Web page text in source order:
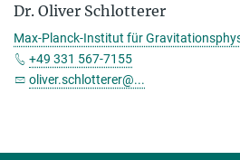
Dr. Oliver Schlotterer
Max-Planck-Institut für
+49 331 567-7155
oliver.schlotterer@...